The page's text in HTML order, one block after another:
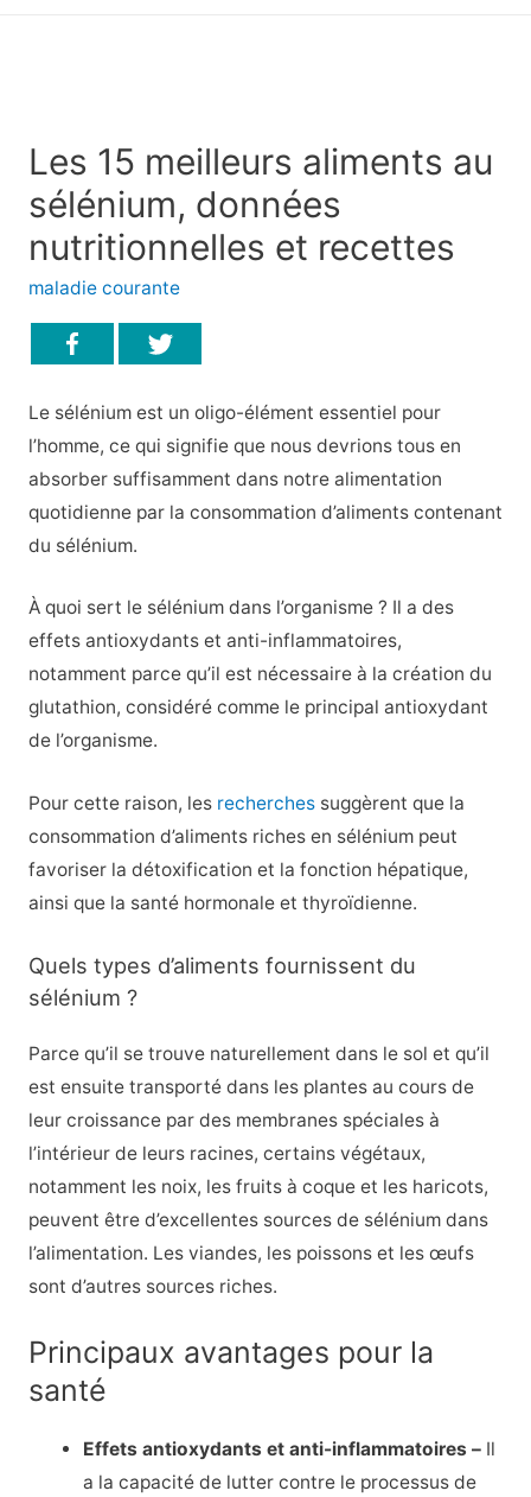
Les 15 meilleurs aliments au
sélénium, données
nutritionnelles et recettes
maladie courante
Le sélénium est un oligo-élément essentiel pour
l’homme, ce qui signifie que nous devrions tous en
absorber suffisamment dans notre alimentation
quotidienne par la consommation d’aliments contenant
du sélénium.
À quoi sert le sélénium dans l’organisme ? Il a des
effets antioxydants et anti-inflammatoires,
notamment parce qu’il est nécessaire à la création du
glutathion, considéré comme le principal antioxydant
de l’organisme.
Pour cette raison, les recherchessuggèrent que la
consommation d’aliments riches en sélénium peut
favoriser la détoxification et la fonction hépatique,
ainsi que la santé hormonale et thyroïdienne.
Quels types d’aliments fournissent du
sélénium ?
Parce qu’il se trouve naturellement dans le sol et qu’il
est ensuite transporté dans les plantes au cours de
leur croissance par des membranes spéciales à
l’intérieur de leurs racines, certains végétaux,
notamment les noix, les fruits à coque et les haricots,
peuvent être d’excellentes sources de sélénium dans
l’alimentation. Les viandes, les poissons et les œufs
sont d’autres sources riches.
Principaux avantages pour la
santé
Effets antioxydants et anti-inflammatoires – Il
a la capacité de lutter contre le processus de